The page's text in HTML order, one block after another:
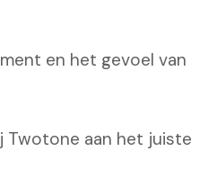
en het gevoel van
Twotone aan het juiste